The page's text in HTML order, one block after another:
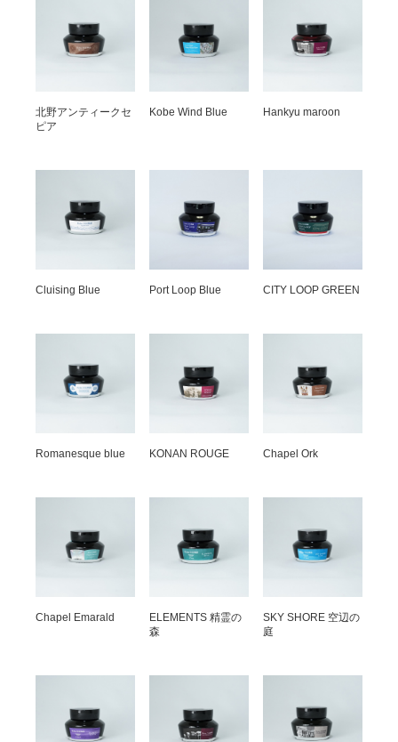
北野アンティークセ
ピア
Kobe Wind Blue Hankyu maroon
Cluising Blue Port Loop Blue CITY LOOP GREEN
Romanesque blue KONAN ROUGE Chapel Ork
Chapel Emarald
ELEMENTS 精霊の
森
SKY SHORE 空辺の
庭